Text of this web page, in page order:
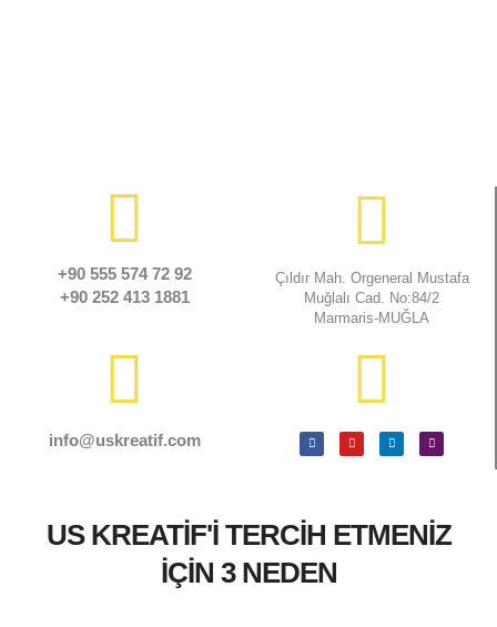
+90 555 574 72 92
+90 252 413 1881
Çıldır Mah. Orgeneral Mustafa
Muğlalı Cad. No:84/2
Marmaris-MUĞLA
info@uskreatif.com
US KREATİF'İ TERCİH ETMENİZ
İÇİN 3 NEDEN